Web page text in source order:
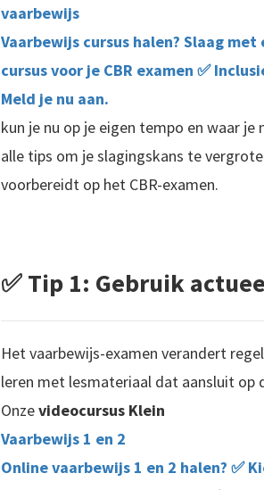
vaarbewijs
Vaarbewijs cursus halen? Slaag
cursus voor je CBR examen ✅
Meld je nu aan.
kun je nu op je eigen tempo en waar
alle tips om je slagingskans te
voorbereidt op het CBR-examen.
✅ Tip 1: Gebruik
Het vaarbewijs-examen verandert
leren met lesmateriaal dat aansluit op
Onzevideocursus Klein
Vaarbewijs 1 en 2
Online vaarbewijs 1 en 2 halen? ✅